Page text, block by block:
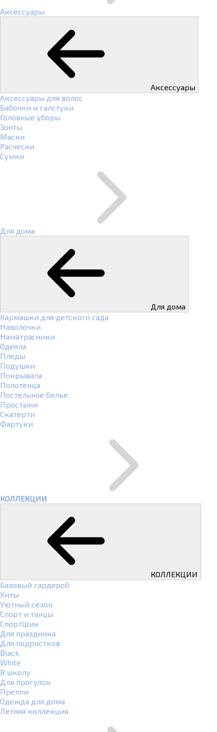
Аксессуары
Аксессуары
Аксессуары для волос
Бабочки и галстуки
Головные уборы
Зонты
Маски
Расчески
Сумки
Для дома
Для дома
Кармашки для детского сада
Наволочки
Наматрасники
Одеяла
Пледы
Подушки
Покрывала
Полотенца
Постельное белье
Простыни
Скатерти
Фартуки
КОЛЛЕКЦИИ
КОЛЛЕКЦИИ
Базовый гардероб
Хиты
Уютный сезон
Спорт и танцы
СпортШик
Для праздника
Для подростков
Black
White
В школу
Для прогулок
Преппи
Одежда для дома
Летняя коллекция